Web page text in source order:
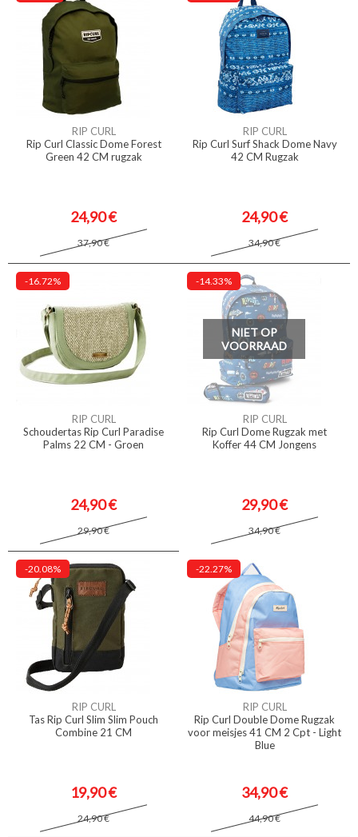
RIP CURL
Rip Curl Classic Dome Forest
Green 42 CM rugzak
24,90 €
37,90 €
RIP CURL
Rip Curl Surf Shack Dome Navy
42 CM Rugzak
24,90 €
34,90 €
-16.72%
RIP CURL
Schoudertas Rip Curl Paradise
Palms 22 CM - Groen
24,90 €
29,90 €
-14.33%
NIET OP
VOORRAAD
RIP CURL
Rip Curl Dome Rugzak met
Koffer 44 CM Jongens
29,90 €
34,90 €
-20.08%
RIP CURL
Tas Rip Curl Slim Slim Pouch
Combine 21 CM
19,90 €
24,90 €
-22.27%
RIP CURL
Rip Curl Double Dome Rugzak
voor meisjes 41 CM 2 Cpt - Light
Blue
34,90 €
44,90 €